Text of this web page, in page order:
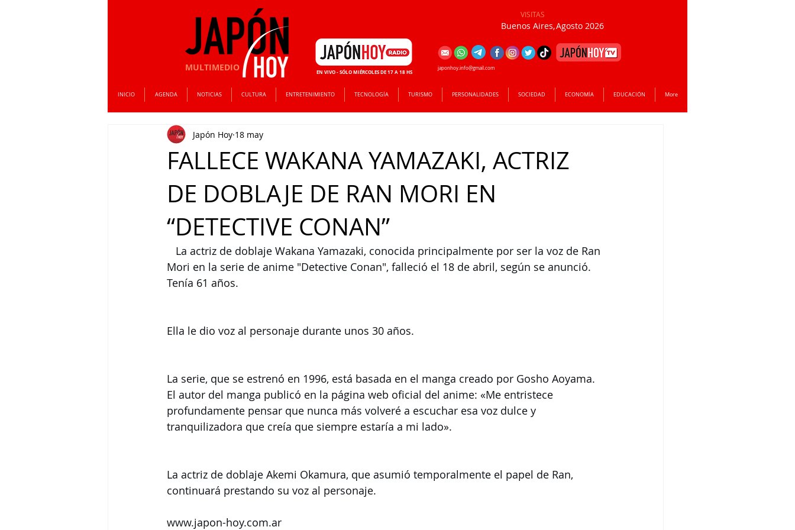
MULTIMEDIO
VISITAS
Buenos Aires,Agosto 2026
INICIO AGENDA NOTICIAS CULTURA ENTRETENIMIENTO TECNOLOGÍA TURISMO PERSONALIDADES SOCIEDAD ECONOMÍA EDUCACIÓN More
EN VIVO - SÓLO MIÉRCOLES DE 17 A 18 HS
japonhoy.info@gmail.com
FALLECE WAKANA YAMAZAKI, ACTRIZ
DE DOBLAJE DE RAN MORI EN
“DETECTIVE CONAN”
Japón Hoy 18 may
Mori en la serie de anime "Detective Conan", falleció el 18 de abril, según se anunció.
Tenía 61 años.
Ella le dio voz al personaje durante unos 30 años.
La serie, que se estrenó en 1996, está basada en el manga creado por Gosho Aoyama.
El autor del manga publicó en la página web oficial del anime: «Me entristece
profundamente pensar que nunca más volveré a escuchar esa voz dulce y
tranquilizadora que creía que siempre estaría a mi lado».
La actriz de doblaje Akemi Okamura, que asumió temporalmente el papel de Ran,
continuará prestando su voz al personaje.
www.japon-hoy.com.ar